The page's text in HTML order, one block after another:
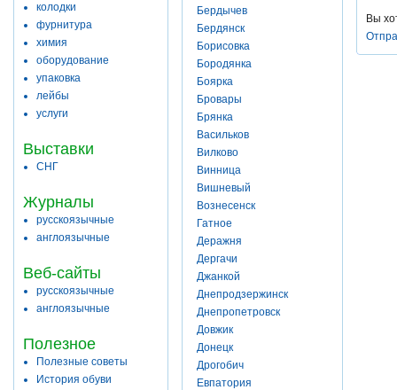
колодки
фурнитура
химия
оборудование
упаковка
лейбы
услуги
Выставки
СНГ
Журналы
русскоязычные
англоязычные
Веб-сайты
русскоязычные
англоязычные
Полезное
Полезные советы
История обуви
Бердычев
Бердянск
Борисовка
Бородянка
Боярка
Бровары
Брянка
Васильков
Вилково
Винница
Вишневый
Вознесенск
Гатное
Деражня
Дергачи
Джанкой
Днепродзержинск
Днепропетровск
Довжик
Донецк
Дрогобич
Евпатория
Вы